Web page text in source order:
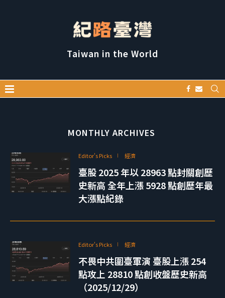
Taiwan in the World
MONTHLY ARCHIVES
Editor's Picks 經濟
臺股 2025 年以 28963 點封關創歷
史新高 全年上漲 5928 點創歷年最
大漲點紀錄
Editor's Picks 經濟
不畏中共圍臺軍演 臺股上漲 254
點攻上 28810 點創收盤歷史新高
（2025/12/29）